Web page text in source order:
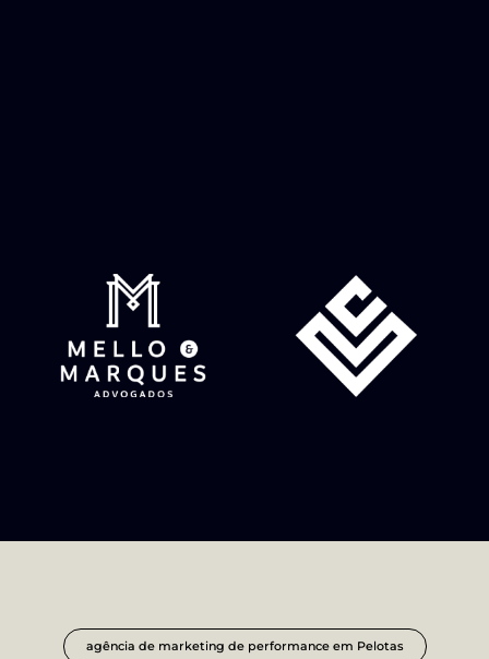
agência de marketing de performance em Pelotas